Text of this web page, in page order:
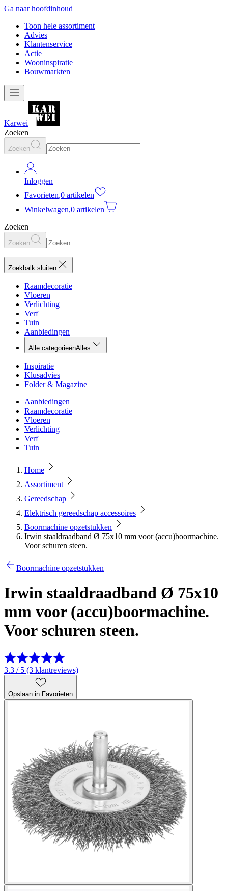
Ga naar hoofdinhoud
Toon hele assortiment
Advies
Klantenservice
Actie
Wooninspiratie
Bouwmarkten
Karwei
Zoeken
Zoeken
Inloggen
Favorieten,0 artikelen
Winkelwagen,0 artikelen
Zoeken
Zoeken
Zoekbalk sluiten
Raamdecoratie
Vloeren
Verlichting
Verf
Tuin
Aanbiedingen
Alle categorieënAlles
Inspiratie
Klusadvies
Folder & Magazine
Aanbiedingen
Raamdecoratie
Vloeren
Verlichting
Verf
Tuin
Home
Assortiment
Gereedschap
Elektrisch gereedschap accessoires
Boormachine opzetstukken
Irwin staaldraadband Ø 75x10 mm voor (accu)boormachine.
Voor schuren steen.
Boormachine opzetstukken
Irwin staaldraadband Ø 75x10
mm voor (accu)boormachine.
Voor schuren steen.
3.3 / 5 (3 klantreviews)
Opslaan in Favorieten